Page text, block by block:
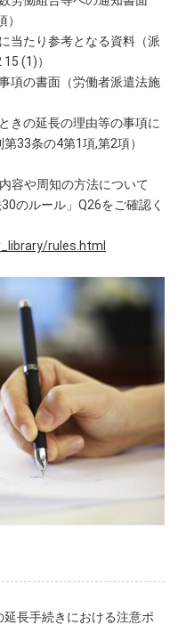
当たり参考となる資料（派
(1)）
項の書面（労働者派遣法施
きの延長の理由等の事項に
33条の4第1項,第2項）
容や周知の方法について
のルール」Q26をご確認く
rules.html
長手続きにおける注意ポ